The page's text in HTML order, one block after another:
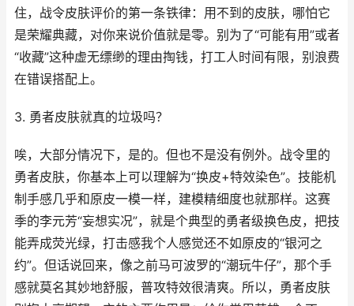
住，战令皮肤评价的第一条铁律：用不到的皮肤，哪怕它
是荣耀典藏，对你来说价值就是零。别为了“可能有用”或者
“收藏”这种虚无缥缈的理由掏钱，打工人时间有限，别浪费
在错误搭配上。
3. 勇者皮肤就真的垃圾吗？
唉，大部分情况下，是的。但也不是没有例外。战令里的
勇者皮肤，你基本上可以理解为“换皮+特效染色”。技能机
制手感几乎和原皮一模一样，建模精细度也就那样。这赛
季的李元芳“妄想实况”，就是个典型的勇者级换色皮，把技
能弄成荧光绿，打击感我个人感觉还不如原皮的“银河之
约”。但话说回来，像之前马可波罗的“潮玩牛仔”，那个手
感就莫名其妙地舒服，普攻特效很清爽。所以，勇者皮肤